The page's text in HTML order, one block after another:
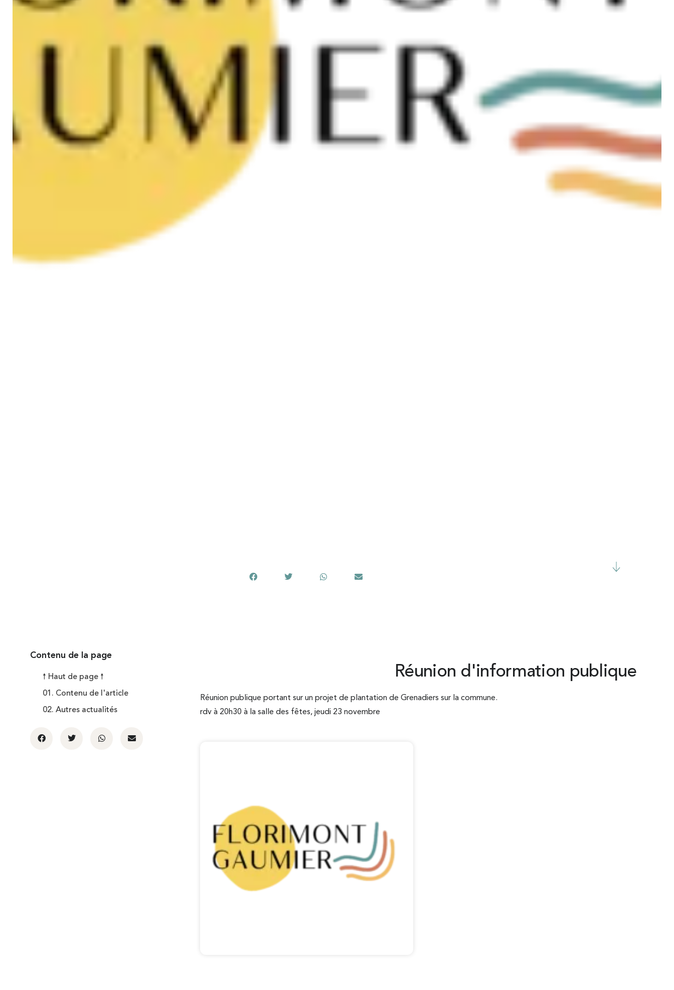
Contenu de la page
🠕 Haut de page 🠕
01. Contenu de l'article
02. Autres actualités
Réunion d'information publique
Réunion publique portant sur un projet de plantation de Grenadiers sur la commune.
rdv à 20h30 à la salle des fêtes, jeudi 23 novembre